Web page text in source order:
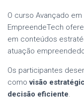
O curso Avançado
EmpreendeTech
em conteúdos
atuação
Os participantes
comovisão
decisão eficiente.